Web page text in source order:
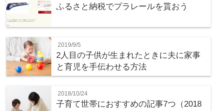
ふるさと納税でプラレールを貰おう
2019/9/5
2人目の子供が生まれたときに夫に家事
と育児を手伝わせる方法
2018/10/24
子育て世帯におすすめの記事7つ（2018